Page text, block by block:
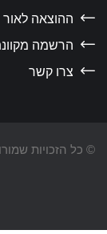
ההוצאה לאור
הרשמה מקוונת
צרו קשר
הזכויות שמורות 2026 פיתוח אתר ע"י